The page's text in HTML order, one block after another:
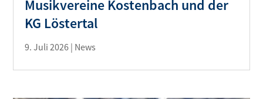
Musikvereine Kostenbach und der
KG Löstertal
9. Juli 2026 | News